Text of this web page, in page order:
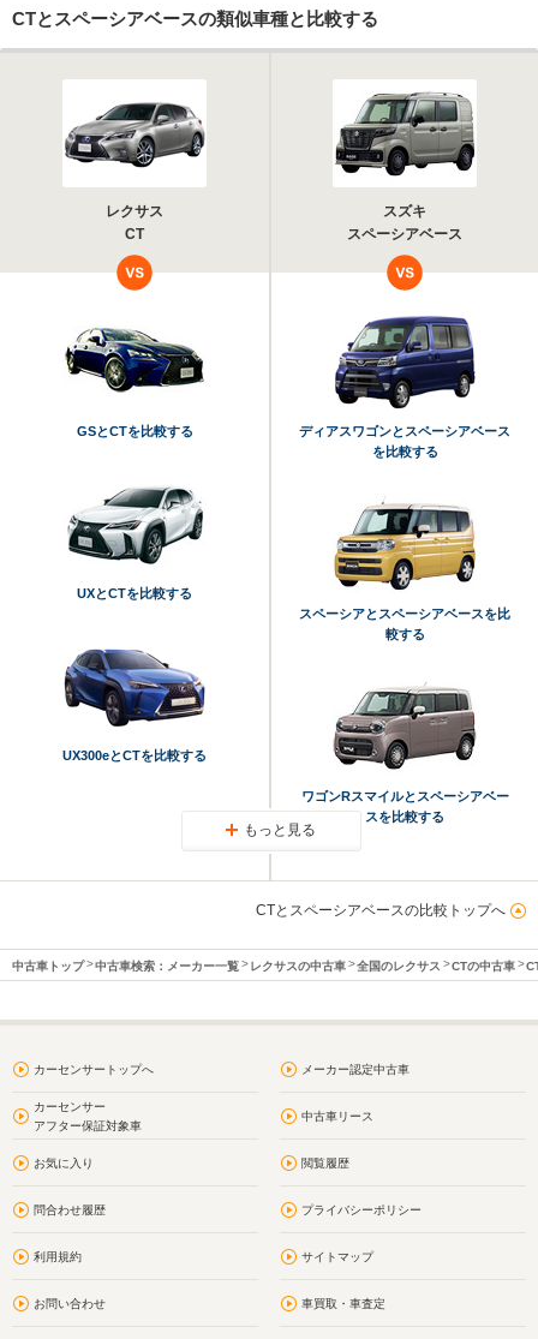
CTとスペーシアベースの類似車種と比較する
レクサス
CT
スズキ
スペーシアベース
GSとCTを比較する
UXとCTを比較する
UX300eとCTを比較する
ディアスワゴンとスペーシアベース
を比較する
スペーシアとスペーシアベースを比
較する
ワゴンRスマイルとスペーシアベー
スを比較する
もっと見る
CTとスペーシアベースの比較トップへ
中古車トップ 中古車検索：メーカー一覧 レクサスの中古車 全国のレクサス CTの中古車
カーセンサートップへ メーカー認定中古車
カーセンサー
アフター保証対象車
中古車リース
お気に入り 閲覧履歴
問合わせ履歴 プライバシーポリシー
利用規約 サイトマップ
お問い合わせ 車買取・車査定